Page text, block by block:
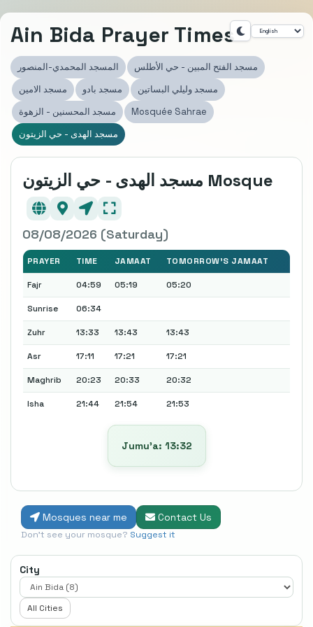
Ain Bida Prayer Times
المسجد المحمدي-المنصور
مسجد الفتح المبين - حي الأطلس
مسجد الامين
مسجد بادو
مسجد وليلي البساتين
مسجد المحسنين - الزهوة
Mosquée Sahrae
مسجد الهدى - حي الزيتون
مسجد الهدى - حي الزيتون Mosque
08/08/2026 (Saturday)
PRAYER TIME JAMAAT TOMORROW'S JAMAAT
Fajr 04:59 05:19 05:20
Sunrise 06:34
Zuhr 13:33 13:43 13:43
Asr 17:11 17:21 17:21
Maghrib 20:23 20:33 20:32
Isha 21:44 21:54 21:53
Jumu’a: 13:32
Mosques near me Contact Us
Don't see your mosque? Suggest it
City
All Cities